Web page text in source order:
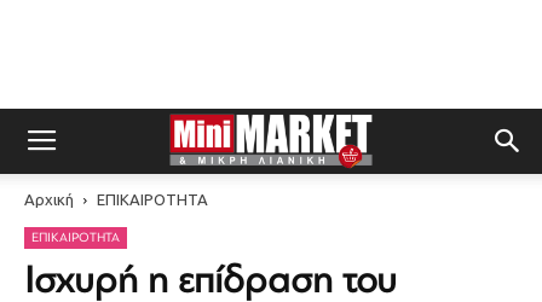
Αρχική ΕΠΙΚΑΙΡΟΤΗΤΑ
ΕΠΙΚΑΙΡΟΤΗΤΑ
Ισχυρή η επίδραση του